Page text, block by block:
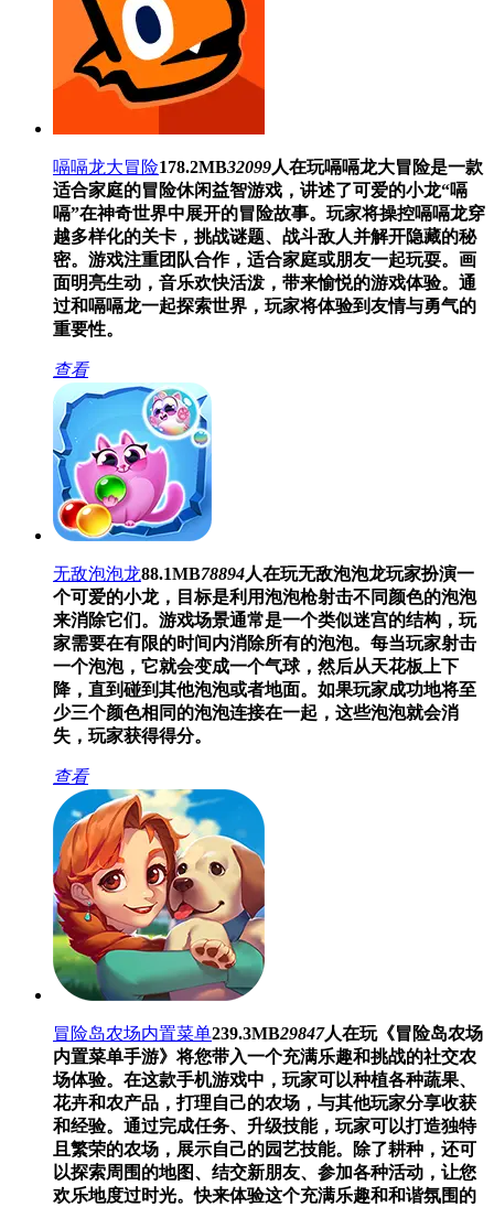
嗝嗝龙大冒险178.2MB32099人在玩嗝嗝龙大冒险是一款
适合家庭的冒险休闲益智游戏，讲述了可爱的小龙“嗝
嗝”在神奇世界中展开的冒险故事。玩家将操控嗝嗝龙穿
越多样化的关卡，挑战谜题、战斗敌人并解开隐藏的秘
密。游戏注重团队合作，适合家庭或朋友一起玩耍。画
面明亮生动，音乐欢快活泼，带来愉悦的游戏体验。通
过和嗝嗝龙一起探索世界，玩家将体验到友情与勇气的
重要性。
查看
无敌泡泡龙88.1MB78894人在玩无敌泡泡龙玩家扮演一
个可爱的小龙，目标是利用泡泡枪射击不同颜色的泡泡
来消除它们。游戏场景通常是一个类似迷宫的结构，玩
家需要在有限的时间内消除所有的泡泡。每当玩家射击
一个泡泡，它就会变成一个气球，然后从天花板上下
降，直到碰到其他泡泡或者地面。如果玩家成功地将至
少三个颜色相同的泡泡连接在一起，这些泡泡就会消
失，玩家获得得分。
查看
冒险岛农场内置菜单239.3MB29847人在玩《冒险岛农场
内置菜单手游》将您带入一个充满乐趣和挑战的社交农
场体验。在这款手机游戏中，玩家可以种植各种蔬果、
花卉和农产品，打理自己的农场，与其他玩家分享收获
和经验。通过完成任务、升级技能，玩家可以打造独特
且繁荣的农场，展示自己的园艺技能。除了耕种，还可
以探索周围的地图、结交新朋友、参加各种活动，让您
欢乐地度过时光。快来体验这个充满乐趣和和谐氛围的